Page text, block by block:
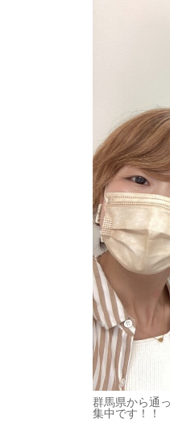
群馬県から通
集中です！！